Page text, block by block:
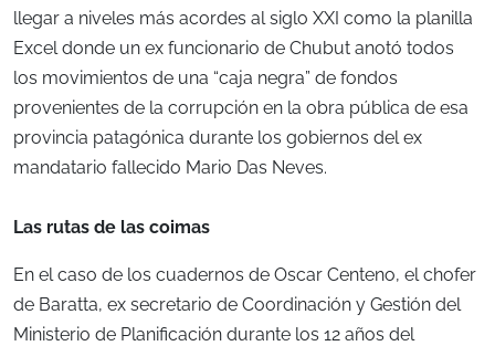
llegar a niveles más acordes al siglo XXI como la planilla
Excel donde un ex funcionario de Chubut anotó todos
los movimientos de una “caja negra” de fondos
provenientes de la corrupción en la obra pública de esa
provincia patagónica durante los gobiernos del ex
mandatario fallecido Mario Das Neves.
Las rutas de las coimas
En el caso de los cuadernos de Oscar Centeno, el chofer
de Baratta, ex secretario de Coordinación y Gestión del
Ministerio de Planificación durante los 12 años del